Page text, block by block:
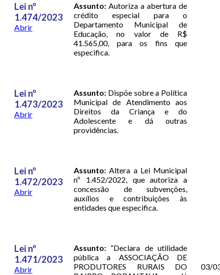
Lei nº
1.474/2023
Abrir
Assunto: Autoriza a abertura de
crédito especial para o
Departamento Municipal de
Educação, no valor de R$
41.565,00, para os fins que
especifica.
Lei nº
1.473/2023
Abrir
Assunto: Dispõe sobre a Política
Municipal de Atendimento aos
Direitos da Criança e do
Adolescente e dá outras
providências.
Lei nº
1.472/2023
Abrir
Assunto: Altera a Lei Municipal
nº 1.452/2022, que autoriza a
concessão de subvenções,
auxílios e contribuições às
entidades que especifica.
Lei nº
1.471/2023
Abrir
Assunto: “Declara de utilidade
pública a ASSOCIAÇÃO DE
PRODUTORES RURAIS DO
03/